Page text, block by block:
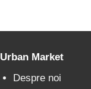
Urban Market
Despre noi